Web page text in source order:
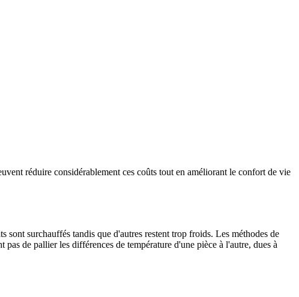
réduire considérablement ces coûts tout en améliorant le confort de vie
sont surchauffés tandis que d'autres restent trop froids. Les méthodes de
de pallier les différences de température d'une pièce à l'autre, dues à